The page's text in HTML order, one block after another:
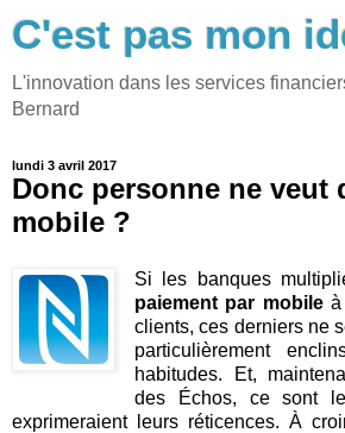
C'est pas mon
L'innovation dans les services
Bernard
lundi 3 avril 2017
Donc personne ne veut
mobile ?
Si les banques
paiement par mobileà
clients, ces derniers ne
particulièrement
habitudes. Et,
des Échos, ce sont
exprimeraient leurs réticences. À